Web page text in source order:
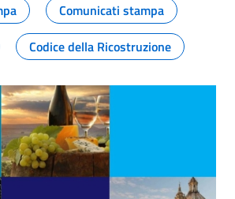
Comunicati stampa
Codice della Ricostruzione